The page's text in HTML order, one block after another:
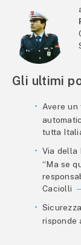
Gli ultimi
Avere
tutta
Via della
“Ma se
Caciolli
risponde